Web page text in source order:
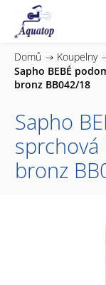
Domů / Koupelny /
Sapho BEBÉ
bronz BB042/18
Sapho
sprchová
bronz